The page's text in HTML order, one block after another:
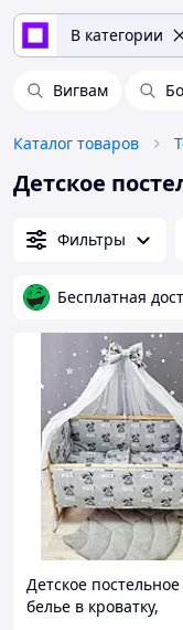
В категории
Вигвам
Каталог товаров
Детское
Фильтры
Бесплатная
Детское постельное
белье в кроватку,